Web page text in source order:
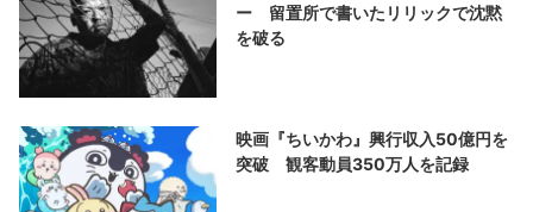
ー 留置所で書いたリリックで沈黙
を破る
映画『ちいかわ』興行収入50億円を
突破 観客動員350万人を記録